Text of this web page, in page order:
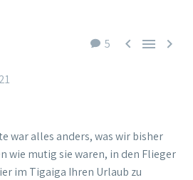
5   
war alles anders, was wir bisher
wie mutig sie waren, in den Flieger
im Tigaiga Ihren Urlaub zu